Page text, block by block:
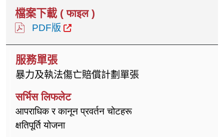
PDF版
暴力及執法傷亡賠償計劃單張
आपराधिक र कानून प्रवर्तन चोटहरू
क्षतिपूर्ति योजना